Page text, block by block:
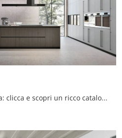
Cucine Moderne con isola: clicca e scopri un ricco catalogo di soluzioni della firma Stosa, tra cui il modello Natural 07.